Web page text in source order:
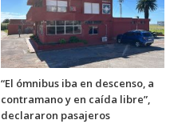
“El ómnibus iba en descenso, a
contramano y en caída libre”,
declararon pasajeros